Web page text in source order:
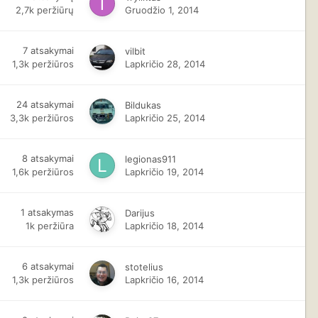
2,7k peržiūrų
Gruodžio 1, 2014
7 atsakymai
1,3k peržiūros
vilbit
Lapkričio 28, 2014
24 atsakymai
3,3k peržiūros
Bildukas
Lapkričio 25, 2014
8 atsakymai
1,6k peržiūros
legionas911
Lapkričio 19, 2014
1 atsakymas
1k peržiūra
Darijus
Lapkričio 18, 2014
6 atsakymai
1,3k peržiūros
stotelius
Lapkričio 16, 2014